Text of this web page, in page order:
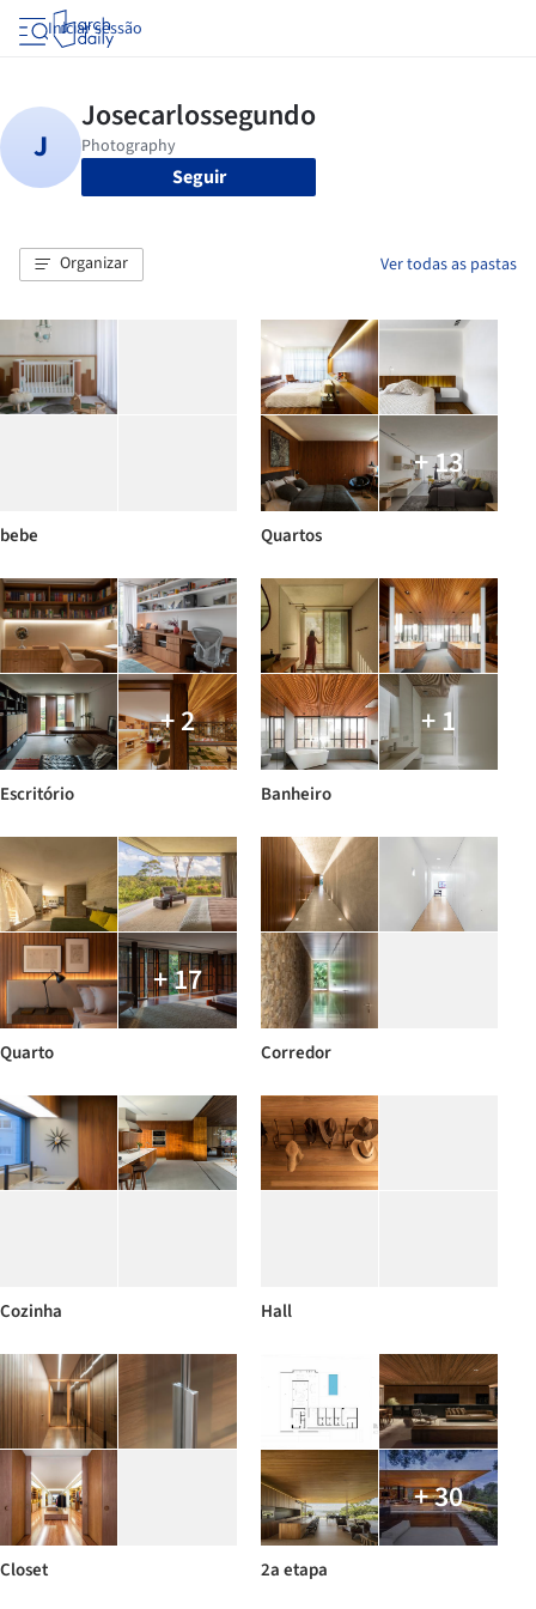
Iniciar sessão
Seguir
Organizar Ver todas as pastas
bebe
+ 13
Quartos
+ 2
Escritório
+ 1
Banheiro
+ 17
Quarto Corredor
Cozinha Hall
Closet
+ 30
2a etapa